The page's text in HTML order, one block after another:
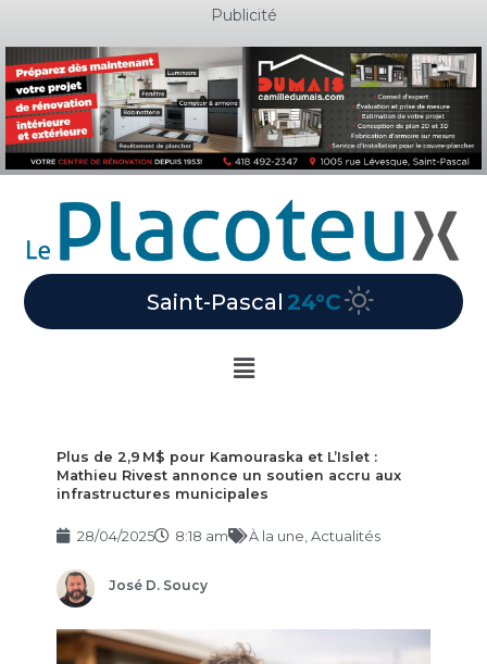
Publicité
Saint-Pascal 24°C
Main
Plus de 2,9 M$ pour Kamouraska et L’Islet :
Mathieu Rivest annonce un soutien accru aux
infrastructures municipales
28/04/2025 8:18 am À la une Actualités
José D. Soucy